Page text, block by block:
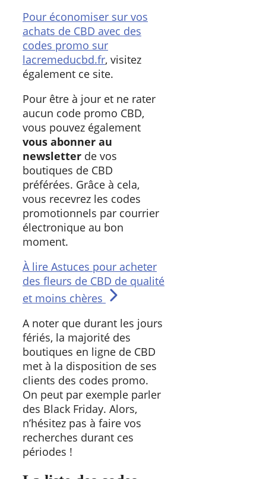
Pour économiser sur vos
achats de CBD avec des
codes promo sur
lacremeducbd.fr, visitez
également ce site.
Pour être à jour et ne rater
aucun code promo CBD,
vous pouvez également
vous abonner au
newsletter de vos
boutiques de CBD
préférées. Grâce à cela,
vous recevrez les codes
promotionnels par courrier
électronique au bon
moment.
À lire Astuces pour acheter
des fleurs de CBD de qualité
et moins chères
A noter que durant les jours
fériés, la majorité des
boutiques en ligne de CBD
met à la disposition de ses
clients des codes promo.
On peut par exemple parler
des Black Friday. Alors,
n’hésitez pas à faire vos
recherches durant ces
périodes !